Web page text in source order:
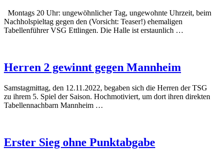
Montags 20 Uhr: ungewöhnlicher Tag, ungewohnte Uhrzeit, beim
Nachholspieltag gegen den (Vorsicht: Teaser!) ehemaligen
Tabellenführer VSG Ettlingen. Die Halle ist erstaunlich …
Herren 2 gewinnt gegen Mannheim
Samstagmittag, den 12.11.2022, begaben sich die Herren der TSG
zu ihrem 5. Spiel der Saison. Hochmotiviert, um dort ihren direkten
Tabellennachbarn Mannheim …
Erster Sieg ohne Punktabgabe